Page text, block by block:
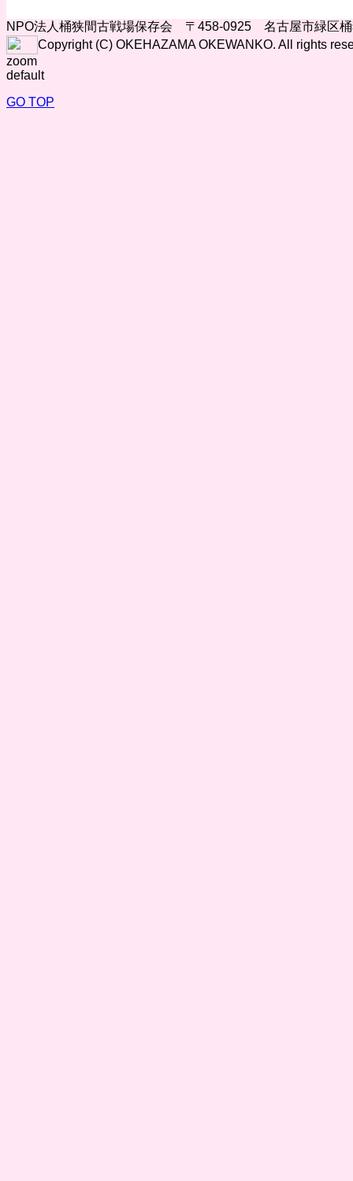
NPO法人桶狭間古戦場保存会 〒458-0925 名古屋市緑区桶
Copyright (C) OKEHAZAMA OKEWANKO. All rights
zoom
default
GO TOP